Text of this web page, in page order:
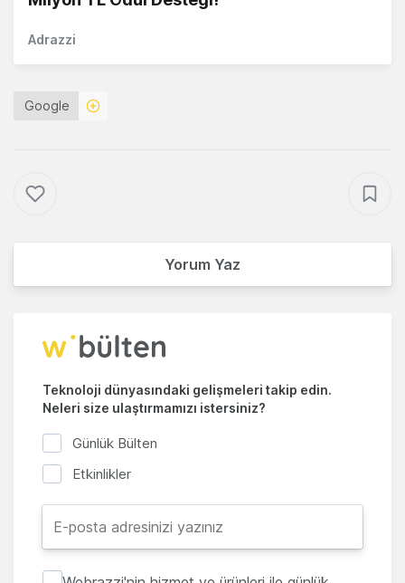
Adrazzi
Google
Yorum Yaz
Teknoloji dünyasındaki gelişmeleri takip edin.
Neleri size ulaştırmamızı istersiniz?
Günlük Bülten
Etkinlikler